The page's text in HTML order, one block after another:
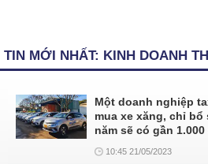
TIN MỚI NHẤT: KINH DOANH
Một doanh nghiệp
mua xe xăng, chỉ
năm sẽ có gần
10:45 21/05/2023